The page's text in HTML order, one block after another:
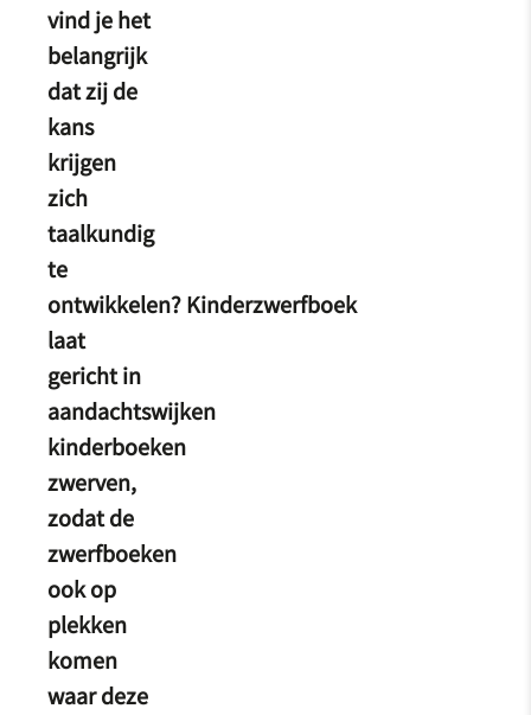
vind je het
belangrijk
dat zij de
kans
krijgen
zich
taalkundig
te
ontwikkelen? Kinderzwerfboek
laat
gericht in
aandachtswijken
kinderboeken
zwerven,
zodat de
zwerfboeken
ook op
plekken
komen
waar deze